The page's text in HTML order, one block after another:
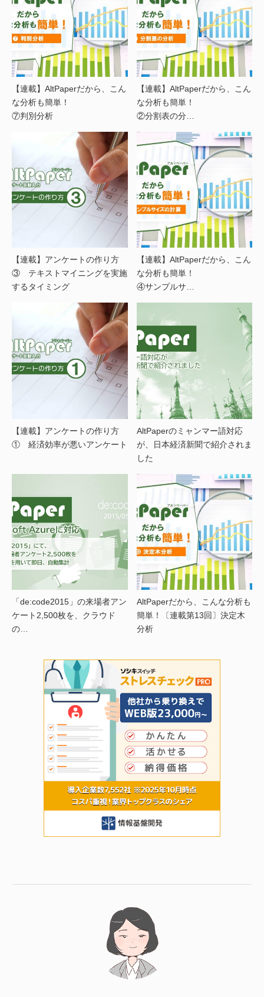
【連載】AltPaperだから、こん
な分析も簡単！
⑦判別分析
【連載】AltPaperだから、こん
な分析も簡単！
②分割表の分…
【連載】アンケートの作り方
③ テキストマイニングを実施
するタイミング
【連載】AltPaperだから、こん
な分析も簡単！
④サンプルサ…
【連載】アンケートの作り方
① 経済効率が悪いアンケート
AltPaperのミャンマー語対応
が、日本経済新聞で紹介されま
した
「de:code2015」の来場者アン
ケート2,500枚を、クラウド
の…
AltPaperだから、こんな分析も
簡単！〔連載第13回〕決定木
分析